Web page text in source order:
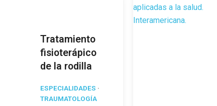
Tratamiento
fisioterápico
de la rodilla
ESPECIALIDADES ·
TRAUMATOLOGÍA